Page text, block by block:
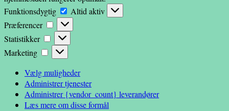
Funktionsdygtig
Funktionsdygtig
Altid aktiv
Præferencer
Præferencer
Statistikker
Statistikker
Marketing
Marketing
Vælg muligheder
Administrer tjenester
Administrer {vendor_count} leverandører
Læs mere om disse formål